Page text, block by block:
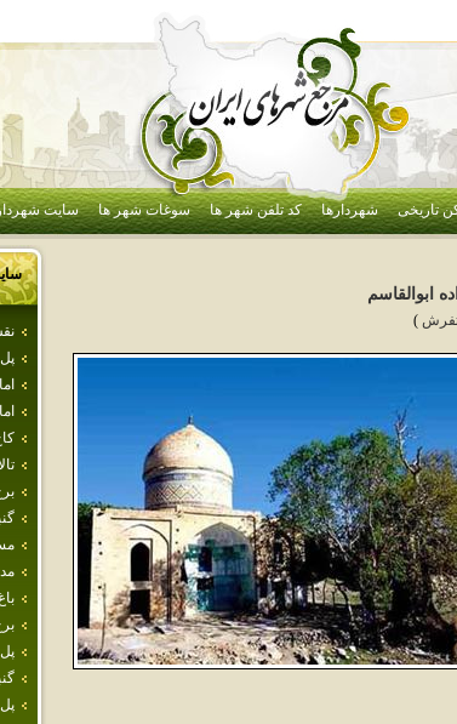
تاریخی شهردارها کد تلفن شهر ها سوغات شهر ها سایت
ابوالقاسم‌
)